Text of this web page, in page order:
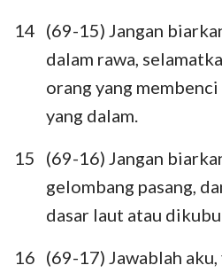
14 (69-15) Jangan
dalam rawa,
orang yang
yang dalam.
15
(69-16) Jangan
gelombang pasang,
dasar laut atau
16 (69-17) Jawablah